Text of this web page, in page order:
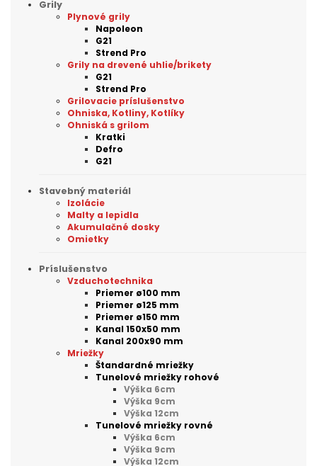
Grily
Plynové grily
Napoleon
G21
Strend Pro
Grily na drevené uhlie/brikety
G21
Strend Pro
Grilovacie príslušenstvo
Ohniska, Kotliny, Kotlíky
Ohniská s grilom
Kratki
Defro
G21
Stavebný materiál
Izolácie
Malty a lepidla
Akumulačné dosky
Omietky
Príslušenstvo
Vzduchotechnika
Priemer ø100 mm
Priemer ø125 mm
Priemer ø150 mm
Kanal 150x50 mm
Kanal 200x90 mm
Mriežky
Štandardné mriežky
Tunelové mriežky rohové
Výška 6cm
Výška 9cm
Výška 12cm
Tunelové mriežky rovné
Výška 6cm
Výška 9cm
Výška 12cm